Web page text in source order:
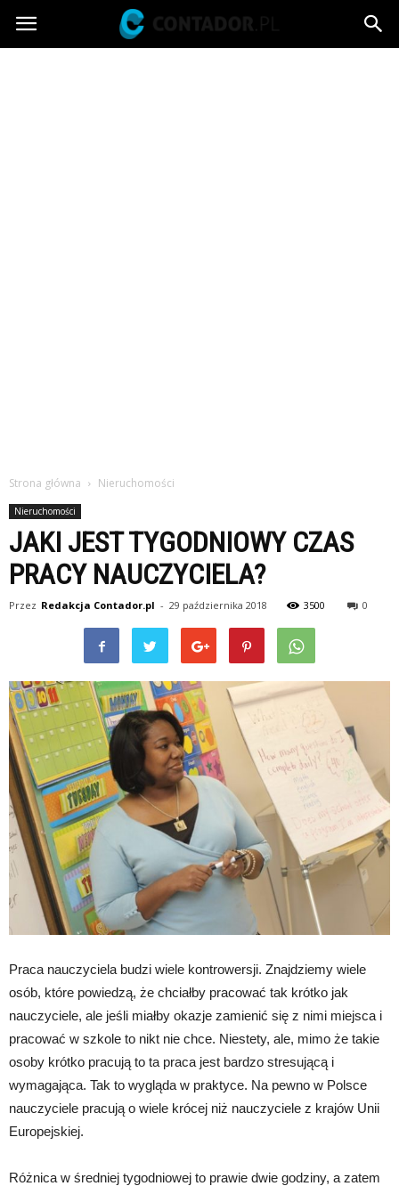
Contador.pl
Strona główna Nieruchomości
Nieruchomości
JAKI JEST TYGODNIOWY CZAS
PRACY NAUCZYCIELA?
Przez Redakcja Contador.pl - 29 października 2018 3500 0
Praca nauczyciela budzi wiele kontrowersji. Znajdziemy wiele
osób, które powiedzą, że chciałby pracować tak krótko jak
nauczyciele, ale jeśli miałby okazje zamienić się z nimi miejsca i
pracować w szkole to nikt nie chce. Niestety, ale, mimo że takie
osoby krótko pracują to ta praca jest bardzo stresującą i
wymagająca. Tak to wygląda w praktyce. Na pewno w Polsce
nauczyciele pracują o wiele krócej niż nauczyciele z krajów Unii
Europejskiej.
Różnica w średniej tygodniowej to prawie dwie godziny, a zatem